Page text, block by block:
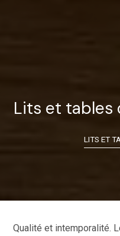
Lits et tables
LITS ET
Qualité et intemporalité.